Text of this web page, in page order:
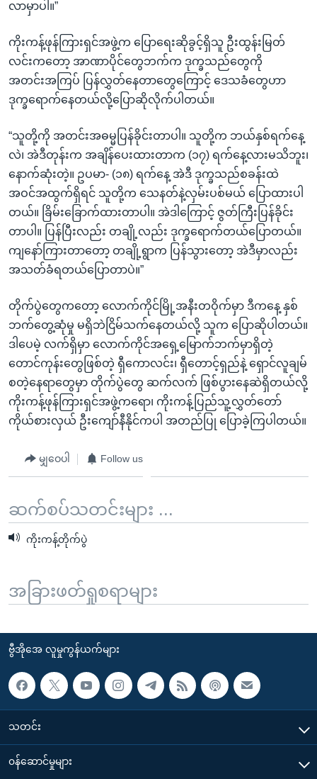
လာမှာပါ။”
ကိုးကန့်ဖုန်ကြားရှင်အဖွဲ့က ပြောရေးဆိုခွင့်ရှိသူ ဦးထွန်းမြတ်
လင်းကတော့ အာဏာပိုင်တွေဘက်က ဒုက္ခသည်တွေကို
အတင်းအကြပ် ပြန်လွှတ်နေတာတွေကြောင့် ဒေသခံတွေဟာ
ဒုက္ခရောက်နေတယ်လို့ပြောဆိုလိုက်ပါတယ်။
“သူတို့ကို အတင်းအဓမ္မပြန်ခိုင်းတာပါ။ သူတို့က ဘယ်နှစ်ရက်နေ့
လဲ၊ အဲဒီတုန်းက အချိန်ပေးထားတာက (၁၇) ရက်နေ့လားမသိဘူး၊
နောက်ဆုံးတဲ့။ ဥပမာ- (၁၈) ရက်နေ့ အဲဒီ ဒုက္ခသည်စခန်းထဲ
အဝင်အထွက်ရှိရင် သူတို့က သေနတ်နဲ့လှမ်းပစ်မယ် ပြောထားပါ
တယ်။ ခြိမ်းခြောက်ထားတာပါ။ အဲဒါကြောင့် ဇွတ်ကြီးပြန်ခိုင်း
တာပါ။ ပြန်ပြီးလည်း တချို့လည်း ဒုက္ခရောက်တယ်ပြောတယ်။
ကျနော်ကြားတာတော့ တချို့ရွာက ပြန်သွားတော့ အဲဒီမှာလည်း
အသတ်ခံရတယ်ပြောတာပဲ။”
တိုက်ပွဲတွေကတော့ လောက်ကိုင်မြို့အနီးတဝိုက်မှာ ဒီကနေ့ နှစ်
ဘက်တွေ့ဆုံမှု မရှိဘဲငြိမ်သက်နေတယ်လို့ သူက ပြောဆိုပါတယ်။
ဒါပေမဲ့ လက်ရှိမှာ လောက်ကိုင်အရှေ့မြောက်ဘက်မှာရှိတဲ့
တောင်ကုန်းတွေဖြစ်တဲ့ ရှီကောလင်း၊ ရှီတောင့်ရှည်နဲ့ ရှောင်လူချမ်
စတဲ့နေရာတွေမှာ တိုက်ပွဲတွေ ဆက်လက် ဖြစ်ပွားနေဆဲရှိတယ်လို့
ကိုးကန့်ဖုန်ကြားရှင်အဖွဲ့ကရော၊ ကိုးကန့်ပြည်သူ့လွှတ်တော်
ကိုယ်စားလှယ် ဦးကျော်နီနိုင်ကပါ အတည်ပြု ပြောခဲ့ကြပါတယ်။
မျှဝေပါ Follow us
ဆက်စပ်သတင်းများ ...
ကိုးကန့်တိုက်ပွဲ
အခြားဖတ်ရှုစရာများ
ဗွီအိုအေ လူမှုကွန်ယက်များ
သတင်း
၀န်ဆောင်မှုများ